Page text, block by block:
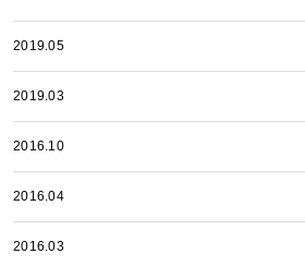
2019.05
2019.03
2016.10
2016.04
2016.03